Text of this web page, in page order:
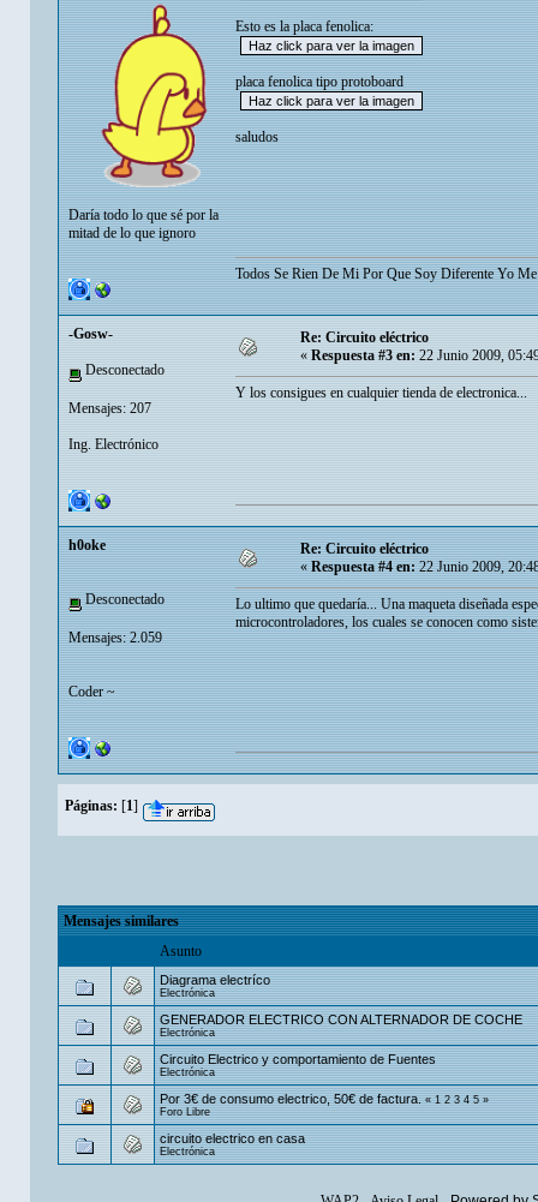
Daría todo lo que sé por la
mitad de lo que ignoro
Esto es la placa fenolica:
placa fenolica tipo protoboard
saludos
Todos Se Rien De Mi Por Que Soy Diferente Yo
-Gosw-
Desconectado
Mensajes: 207
Ing. Electrónico
Re: Circuito eléctrico
« Respuesta #3 en: 22 Junio 2009,
Y los consigues en cualquier tienda de electronica...
h0oke
Desconectado
Mensajes: 2.059
Coder ~
Re: Circuito eléctrico
«Respuesta #4 en:22 Junio 2009,
Lo ultimo que quedaría... Una maqueta diseñada
microcontroladores, los cuales se conocen como
Páginas: [1]
Mensajes similares
Asunto
Diagrama electríco
Electrónica
GENERADOR ELECTRICO CON ALTERNADOR DE COCHE
Electrónica
Circuito Electrico y comportamiento de Fuentes
Electrónica
Por 3€ de consumo electrico, 50€ de factura. «1 2 3 4 5»
Foro Libre
circuito electrico en casa
Electrónica